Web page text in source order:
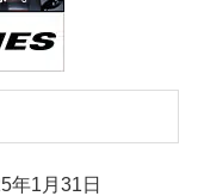
年1月31日